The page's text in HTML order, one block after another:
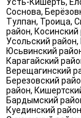
Соснова,
Тулпан, Троица,
район,
Усольский
Юсьвинский
Карагайский
Верещагинский
Березовский
район,
Бардымский
Куединский